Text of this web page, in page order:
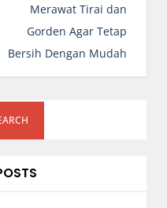
Merawat Tirai dan
Gorden Agar Tetap
Bersih Dengan Mudah